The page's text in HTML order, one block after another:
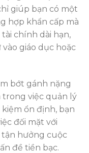
giúp bạn có một
hợp khẩn cấp mà
chính dài hạn,
giáo dục hoặc
bớt gánh nặng
trong việc quản lý
ổn định, bạn
đối mặt với
hưởng cuộc
đề tiền bạc.